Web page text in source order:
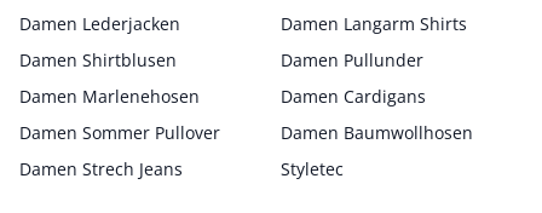
Damen Lederjacken
Damen Langarm Shirts
Damen Shirtblusen
Damen Pullunder
Damen Marlenehosen
Damen Cardigans
Damen Sommer Pullover
Damen Baumwollhosen
Damen Strech Jeans
Styletec